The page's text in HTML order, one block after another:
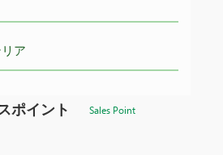
ア
ポイント Sales Point